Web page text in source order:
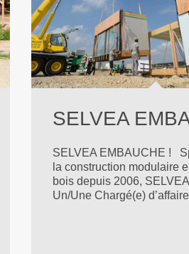
SELVEA
SELVEA EMBAUCHE !
la construction modulaire
bois depuis 2006,
Un/Une Chargé(e)